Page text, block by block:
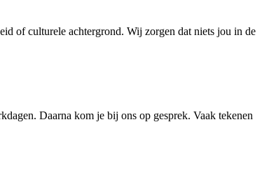
of culturele achtergrond. Wij zorgen dat niets jou in de
Daarna kom je bij ons op gesprek. Vaak tekenen